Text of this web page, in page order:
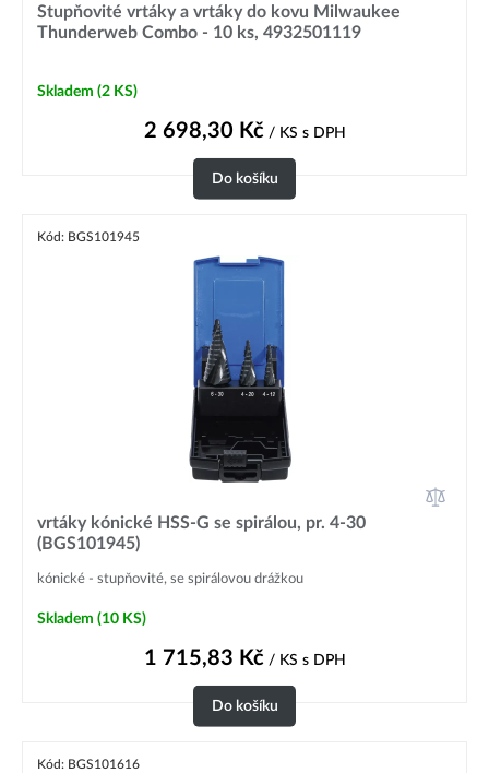
Stupňovité vrtáky a vrtáky do kovu Milwaukee
Thunderweb Combo - 10 ks, 4932501119
Skladem (2 KS)
2 698,30 Kč/ KS s DPH
Do košíku
Kód: BGS101945
vrtáky kónické HSS-G se spirálou, pr. 4-30
(BGS101945)
kónické - stupňovité, se spirálovou drážkou
Skladem (10 KS)
1 715,83 Kč/ KS s DPH
Do košíku
Kód: BGS101616